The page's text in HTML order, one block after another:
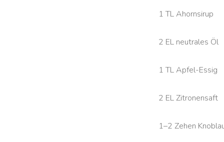
1 TL Ahornsirup
2 EL neutrales Öl
1 TL Apfel-Essig
2 EL Zitronensaft
1–2 Zehen